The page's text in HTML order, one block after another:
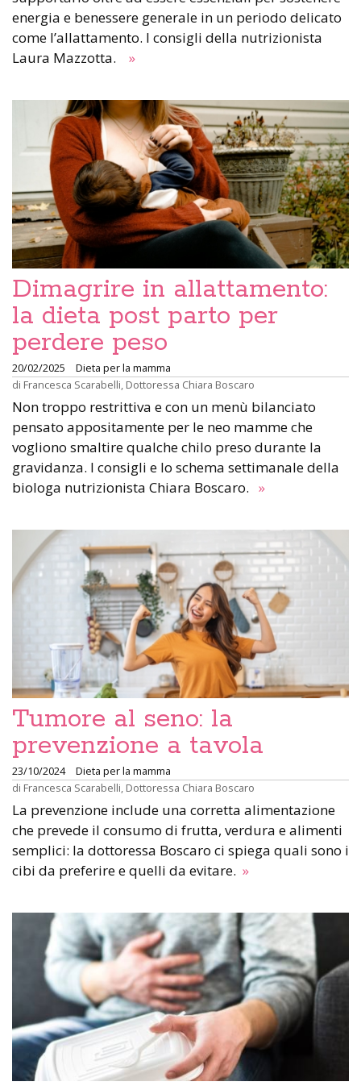
energia e benessere generale in un periodo delicato
come l’allattamento. I consigli della nutrizionista
Laura Mazzotta.
»
Dimagrire in allattamento:
la dieta post parto per
perdere peso
20/02/2025
Dieta per la mamma
di Francesca Scarabelli, Dottoressa Chiara Boscaro
Non troppo restrittiva e con un menù bilanciato
pensato appositamente per le neo mamme che
vogliono smaltire qualche chilo preso durante la
gravidanza. I consigli e lo schema settimanale della
biologa nutrizionista Chiara Boscaro. »
Tumore al seno: la
prevenzione a tavola
23/10/2024
Dieta per la mamma
di Francesca Scarabelli, Dottoressa Chiara Boscaro
La prevenzione include una corretta alimentazione
che prevede il consumo di frutta, verdura e alimenti
semplici: la dottoressa Boscaro ci spiega quali sono i
cibi da preferire e quelli da evitare. »